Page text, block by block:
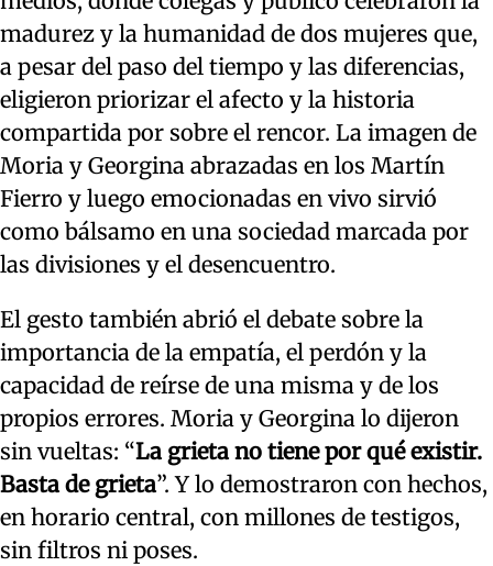
madurez y la humanidad de dos mujeres que,
a pesar del paso del tiempo y las diferencias,
eligieron priorizar el afecto y la historia
compartida por sobre el rencor. La imagen de
Moria y Georgina abrazadas en los Martín
Fierro y luego emocionadas en vivo sirvió
como bálsamo en una sociedad marcada por
las divisiones y el desencuentro.
El gesto también abrió el debate sobre la
importancia de la empatía, el perdón y la
capacidad de reírse de una misma y de los
propios errores. Moria y Georgina lo dijeron
sin vueltas: “La grieta no tiene por qué existir.
Basta de grieta”. Y lo demostraron con hechos,
en horario central, con millones de testigos,
sin filtros ni poses.